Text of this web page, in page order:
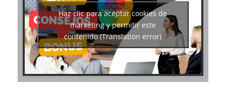
Haz clic para aceptar cookies de
marketing y permitir este
contenido (Translation error)